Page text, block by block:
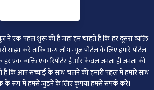
ने एक पहल शुरू की है जहां हम चाहते हैं कि हर दूसरा व्‍यक्ति
साझा करे ताकि अन्‍य लोग न्‍यूज पोर्टल के लिए हमारे पोर्टल
एक व्यक्ति एक रिपोर्टर है और केवल जनता ही जनता की
कि आप सच्चाई के साथ चलने की हमारी पहल में हमारे साथ
के रूप में हमसे जुड़ने के लिए कृपया हमसे संपर्क करें।